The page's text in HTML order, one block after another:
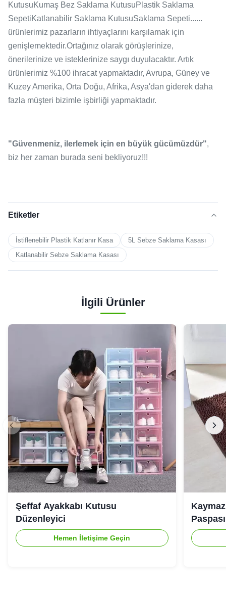
KutusuKumaş Bez Saklama KutusuPlastik Saklama
SepetiKatlanabilir Saklama KutusuSaklama Sepeti......
ürünlerimiz pazarların ihtiyaçlarını karşılamak için
genişlemektedir.Ortağınız olarak görüşlerinize,
önerilerinize ve isteklerinize saygı duyulacaktır. Artık
ürünlerimiz %100 ihracat yapmaktadır, Avrupa, Güney ve
Kuzey Amerika, Orta Doğu, Afrika, Asya'dan giderek daha
fazla müşteri bizimle işbirliği yapmaktadır.
"Güvenmeniz, ilerlemek için en büyük gücümüzdür",
biz her zaman burada seni bekliyoruz!!!
Etiketler
İstiflenebilir Plastik Katlanır Kasa
5L Sebze Saklama Kasası
Katlanabilir Sebze Saklama Kasası
İlgili Ürünler
Şeffaf Ayakkabı Kutusu
Düzenleyici
Hemen İletişime Geçin